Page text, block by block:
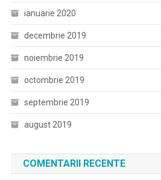
ianuarie 2020
decembrie 2019
noiembrie 2019
octombrie 2019
septembrie 2019
august 2019
COMENTARII RECENTE